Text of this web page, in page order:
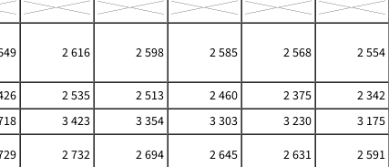
2 616 2 598 2 585 2 568 2 554
2 535 2 513 2 460 2 375
2 342
3 423 3 354 3 303 3 230
3 175
2 732 2 694 2 645 2 631 2 591